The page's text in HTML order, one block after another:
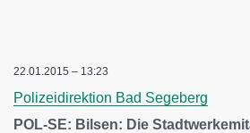
22.01.2015 – 13:23
Polizeidirektion Bad Segeberg
POL-SE: Bilsen: Die